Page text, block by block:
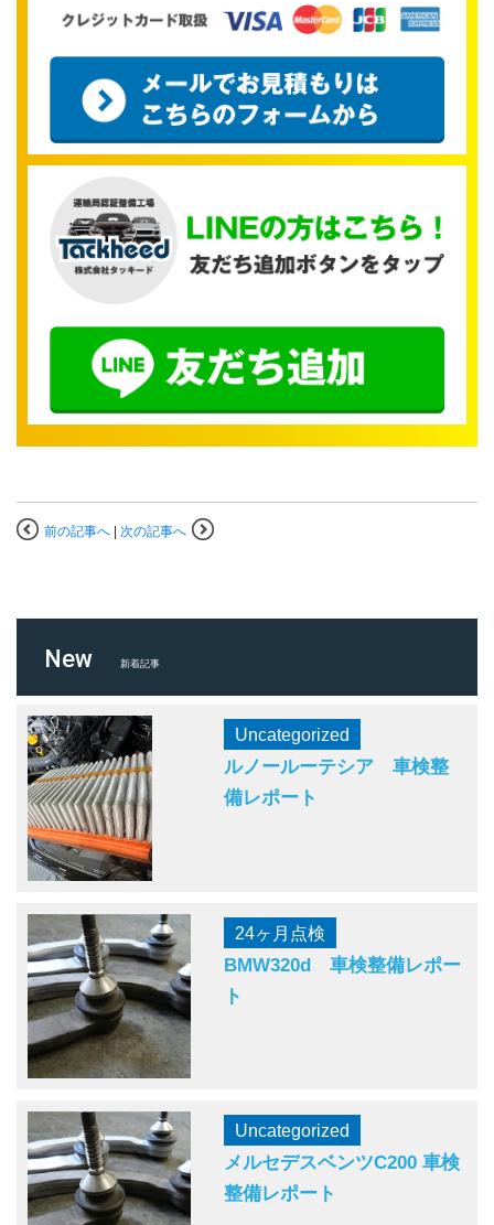
前の記事へ | 次の記事へ
New 新着記事
Uncategorized
ルノールーテシア 車検整
備レポート
24ヶ月点検
BMW320d 車検整備レポー
ト
Uncategorized
メルセデスベンツC200 車検
整備レポート